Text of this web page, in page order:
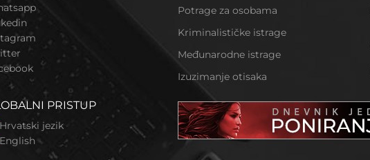
PRISTUP
Hrvatski jezik
English
Potrage za osobama
Kriminalističke istrage
Međunarodne istrage
Izuzimanje otisaka